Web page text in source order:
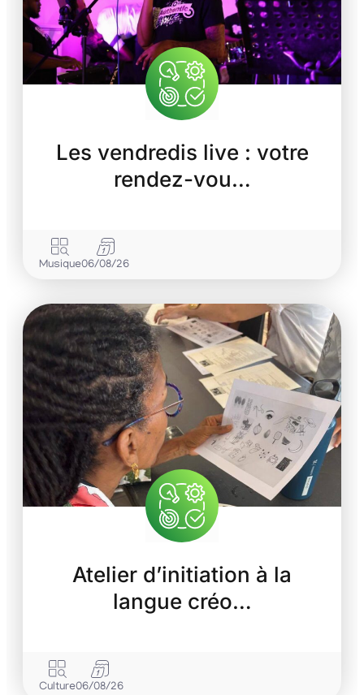
Les vendredis live : votre
rendez-vou…
Musique06/08/26
Atelier d’initiation à la
langue créo…
Culture06/08/26